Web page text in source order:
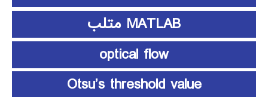
MATLAB متلب
optical flow
Otsu’s threshold value